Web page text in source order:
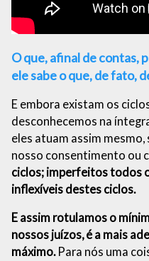
O que, afinal de contas,
ele sabe o que, de fato,
E embora existam os
desconhecemos na
eles atuam assim
nosso consentimento ou
ciclos; imperfeitos todos
inflexíveis destes ciclos.
E assim rotulamos o
nossos juízos, é a mais
máximo.Para nós uma